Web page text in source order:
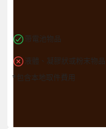
帶電池物品
液體、凝膠狀或粉末物品
*包含本地取件費用